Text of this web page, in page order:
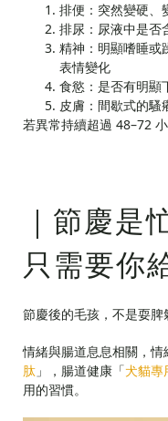
排便：突然變硬、
排尿：尿液中是否
精神：明顯嗜睡或
表情變化
食慾：是否有明顯
皮膚：間歇式的騷
若異常持續超過 48–72
｜節慶是
只需要你
節慶後的毛孩，不是耍脾
情緒與腸道息息相關，情
肽 」，腸道健康「犬貓專
用的習慣。